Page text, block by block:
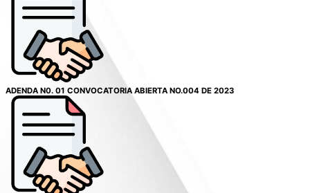
ADENDA N0. 01 CONVOCATORIA ABIERTA NO.004 DE 2023